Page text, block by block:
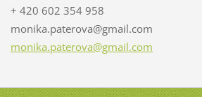
+ 420 602 354 958
monika.paterova@gmail.com
monika.paterova@gmail.com